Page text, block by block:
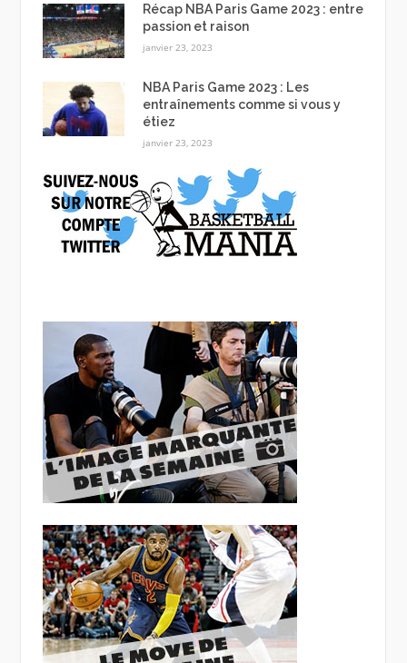
Récap NBA Paris Game 2023 : entre
passion et raison
janvier 23, 2023
NBA Paris Game 2023 : Les
entraînements comme si vous y
étiez
janvier 23, 2023